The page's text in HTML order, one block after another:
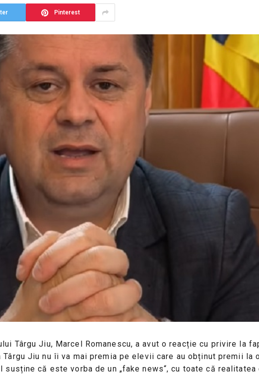
Pinterest
Târgu Jiu, Marcel Romanescu, a avut o reacție cu privire la
Târgu Jiu nu îi va mai premia pe elevii care au obținut premii la
susține că este vorba de un „fake news“, cu toate că realitatea